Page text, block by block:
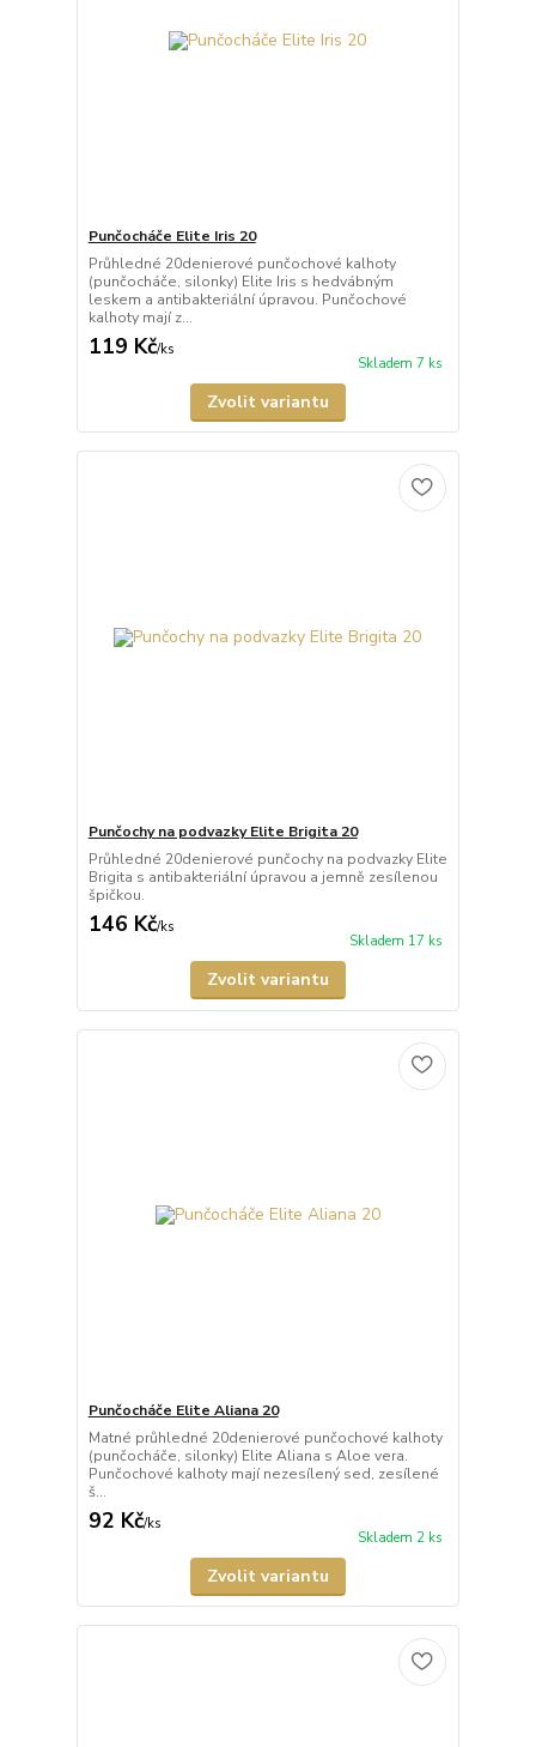
Punčocháče Elite Iris 20
Průhledné 20denierové punčochové kalhoty
(punčocháče, silonky) Elite Iris s hedvábným
leskem a antibakteriální úpravou. Punčochové
kalhoty mají z...
119 Kč/ks
Skladem 7 ks
Zvolit variantu
Punčochy na podvazky Elite Brigita 20
Průhledné 20denierové punčochy na podvazky Elite
Brigita s antibakteriální úpravou a jemně zesílenou
špičkou.
146 Kč/ks
Skladem 17 ks
Zvolit variantu
Punčocháče Elite Aliana 20
Matné průhledné 20denierové punčochové kalhoty
(punčocháče, silonky) Elite Aliana s Aloe vera.
Punčochové kalhoty mají nezesílený sed, zesílené
š...
92 Kč/ks
Skladem 2 ks
Zvolit variantu